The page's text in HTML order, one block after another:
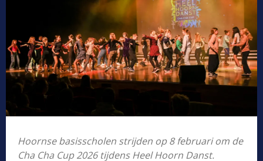
Hoornse basisscholen strijden op 8 februari om de
Cha Cha Cup 2026 tijdens Heel Hoorn Danst.